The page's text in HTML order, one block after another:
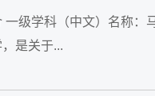
是关于...